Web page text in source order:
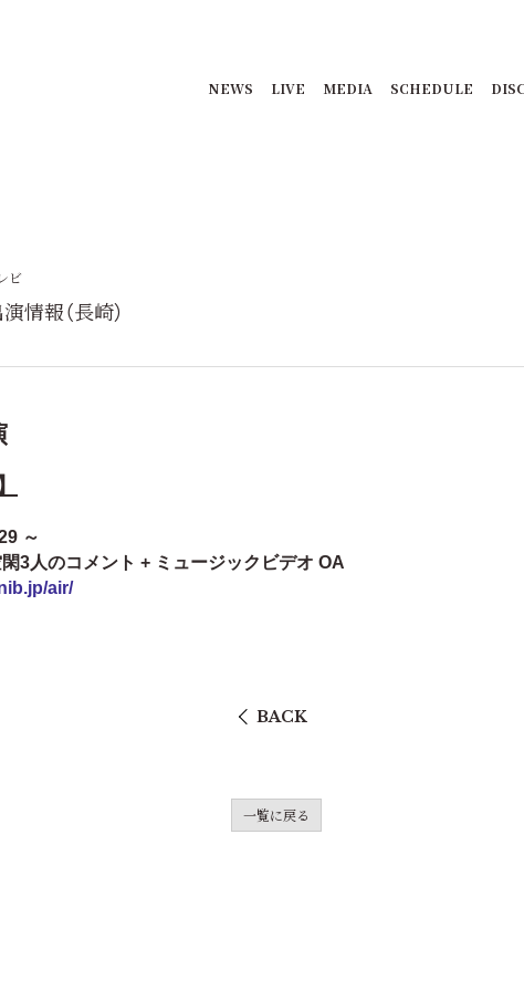
NEWS LIVE MEDIA SCHEDULE
ビ
情報（長崎）
～
3人のコメント + ミュージックビデオ OA
air/
BACK
一覧に戻る